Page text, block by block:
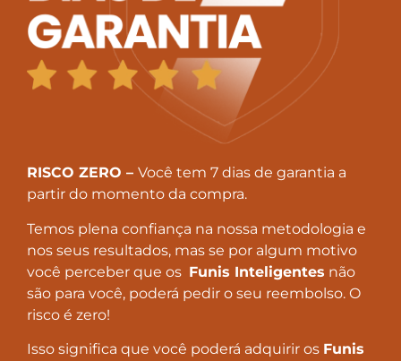
RISCO ZERO – Você tem 7 dias de garantia a
partir do momento da compra.
Temos plena confiança na nossa metodologia e
nos seus resultados, mas se por algum motivo
você perceber que os Funis Inteligentes não
são para você, poderá pedir o seu reembolso. O
risco é zero!
Isso significa que você poderá adquirir os Funis